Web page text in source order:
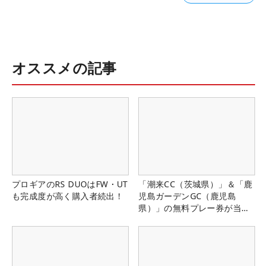
オススメの記事
プロギアのRS DUOはFW・UT
も完成度が高く購入者続出！
「潮来CC（茨城県）」＆「鹿
児島ガーデンGC（鹿児島
県）」の無料プレー券が当た